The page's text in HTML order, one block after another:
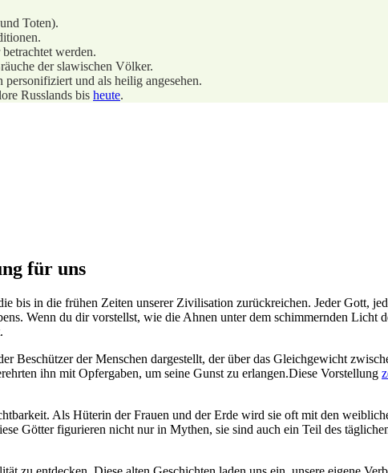
Toten).
werden.
der⁣ slawischen Völker.
und als heilig angesehen.
Russlands bis heute.
für uns
bis⁢ in die frühen Zeiten unserer Zivilisation zurückreichen.‌ Jeder Gott,
Wenn du ⁢dir vorstellst, wie die⁣ Ahnen unter dem schimmernden Licht
der Menschen dargestellt, der über das Gleichgewicht⁣
ihn mit Opfergaben, um seine ​Gunst zu erlangen.Diese Vorstellung
​Als Hüterin der Frauen ⁢und der Erde wird sie oft mit den
⁤Götter ‍figurieren nicht nur in Mythen, sie sind auch ein⁢ Teil des